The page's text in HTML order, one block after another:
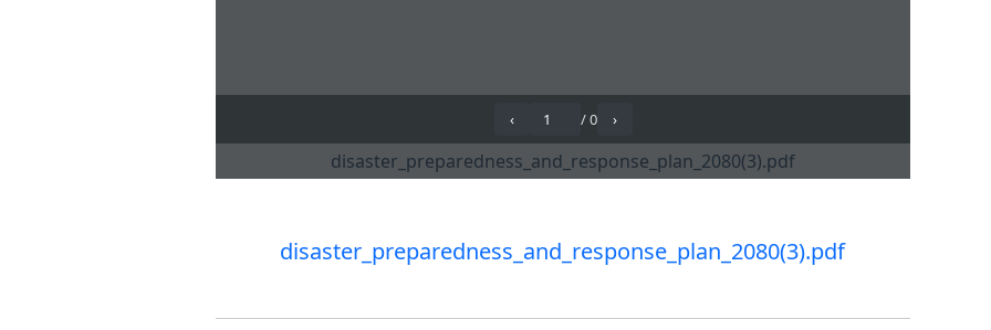
disaster_preparedness_and_response_plan_2080(3).pdf